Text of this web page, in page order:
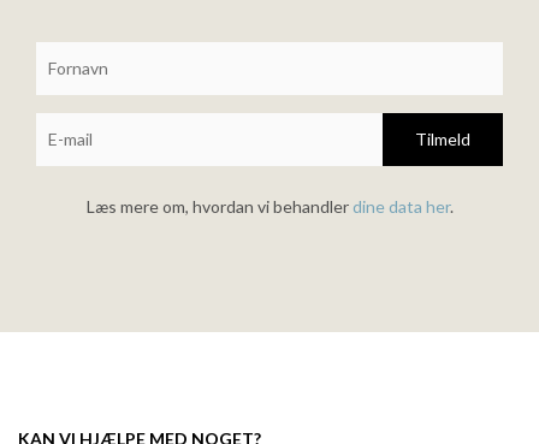
Tilmeld
Læs mere om, hvordan vi behandlerdine data her.
KAN VI HJÆLPE MED NOGET?